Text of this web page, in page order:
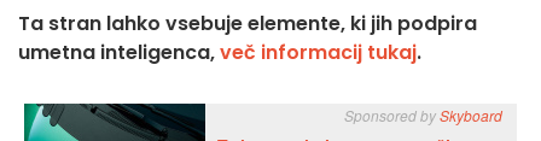
Ta stran lahko vsebuje elemente, ki jih podpira
umetna inteligenca,več informacij tukaj.